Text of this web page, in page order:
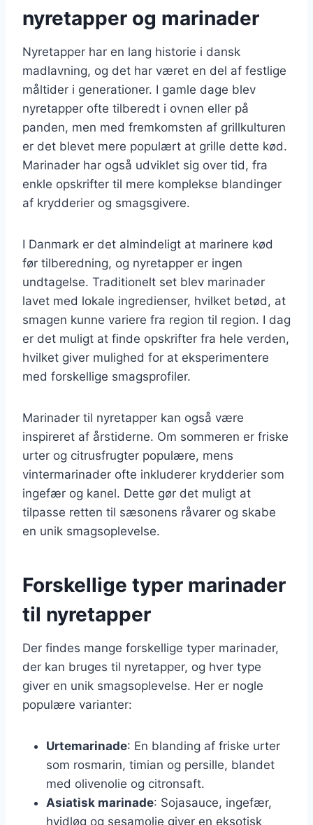
nyretapper og marinader
Nyretapper har en lang historie i dansk
madlavning, og det har været en del af festlige
måltider i generationer. I gamle dage blev
nyretapper ofte tilberedt i ovnen eller på
panden, men med fremkomsten af grillkulturen
er det blevet mere populært at grille dette kød.
Marinader har også udviklet sig over tid, fra
enkle opskrifter til mere komplekse blandinger
af krydderier og smagsgivere.
I Danmark er det almindeligt at marinere kød
før tilberedning, og nyretapper er ingen
undtagelse. Traditionelt set blev marinader
lavet med lokale ingredienser, hvilket betød, at
smagen kunne variere fra region til region. I dag
er det muligt at finde opskrifter fra hele verden,
hvilket giver mulighed for at eksperimentere
med forskellige smagsprofiler.
Marinader til nyretapper kan også være
inspireret af årstiderne. Om sommeren er friske
urter og citrusfrugter populære, mens
vintermarinader ofte inkluderer krydderier som
ingefær og kanel. Dette gør det muligt at
tilpasse retten til sæsonens råvarer og skabe
en unik smagsoplevelse.
Forskellige typer marinader
til nyretapper
Der findes mange forskellige typer marinader,
der kan bruges til nyretapper, og hver type
giver en unik smagsoplevelse. Her er nogle
populære varianter:
Urtemarinade: En blanding af friske urter
som rosmarin, timian og persille, blandet
med olivenolie og citronsaft.
Asiatisk marinade: Sojasauce, ingefær,
hvidløg og sesamolie giver en eksotisk